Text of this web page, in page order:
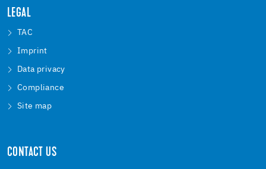
LEGAL
TAC
Imprint
Data privacy
Compliance
Site map
CONTACT US